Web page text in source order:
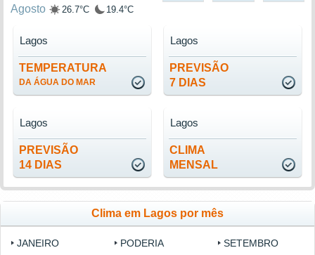
Agosto
26.7°C 19.4°C
TEMPERATURA
DA ÁGUA DO MAR
Lagos
PREVISÃO
7 DIAS
Lagos
PREVISÃO
14 DIAS
Lagos
CLIMA
MENSAL
Lagos
Clima em Lagos por mês
JANEIRO
PODERIA
SETEMBRO